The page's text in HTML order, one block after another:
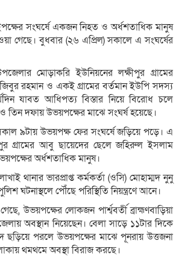
সংঘর্ষে একজন নিহত ও অর্ধশতাধিক মানুষ
গেছে। বুধবার (২৬ এপ্রিল) সকালে এ সংঘর্ষের
মোড়াকরি ইউনিয়নের লক্ষীপুর গ্রামের
রহমান ও একই গ্রামের বর্তমান ইউপি সদস্য
যাবত আধিপত্য বিস্তার নিয়ে বিরোধ চলে
দফায় উভয়পক্ষের মাঝে সংঘর্ষ হয়েছে।
৯টায় উভয়পক্ষ ফের সংঘর্ষে জড়িয়ে পড়ে। এ
গ্রামের আবু ছায়েদের ছেলে জহিরুল ইসলাম
অর্ধশতাধিক মানুষ।
থানার ভারপ্রাপ্ত কর্মকর্তা (ওসি) মোহাম্মদ নুনু
ঘটনাস্থলে পৌঁছে পরিস্থিতি নিয়ন্ত্রণে আনে।
উভয়পক্ষের লোকজন পার্শ্ববর্তী ব্রাহ্মণবাড়িয়া
অবস্থান নিয়েছেন। বেলা সাড়ে ১১টার দিকে
পরলে উভয়পক্ষের মাঝে পূনরায় উত্তজনা
থমথমে অবস্থা বিরাজ করছে।